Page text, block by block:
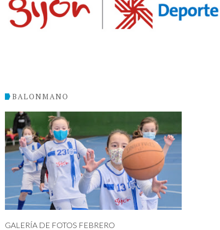
BALONMANO
GALERÍA DE FOTOS FEBRERO